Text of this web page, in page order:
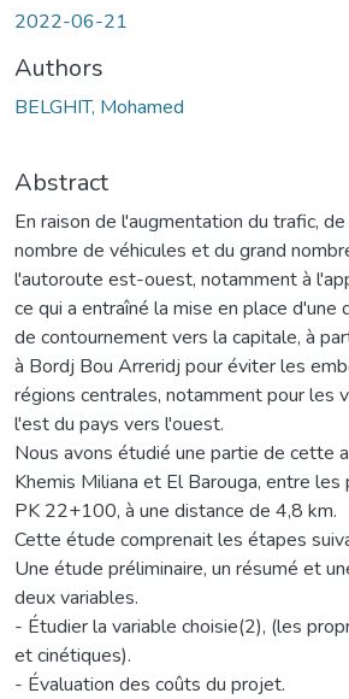
2022-06-21
Authors
BELGHIT, Mohamed
Abstract
En raison de l'augmentation du trafic,
nombre de véhicules et du grand
l'autoroute est-ouest, notamment à
ce qui a entraîné la mise en place d'une
de contournement vers la capitale, à
à Bordj Bou Arreridj pour éviter les
régions centrales, notamment pour les
l'est du pays vers l'ouest.
Nous avons étudié une partie de cette
Khemis Miliana et El Barouga, entre
PK 22+100, à une distance de 4,8 km.
Cette étude comprenait les étapes
Une étude préliminaire, un résumé et
deux variables.
- Étudier la variable choisie(2), (les
et cinétiques).
- Évaluation des coûts du projet.